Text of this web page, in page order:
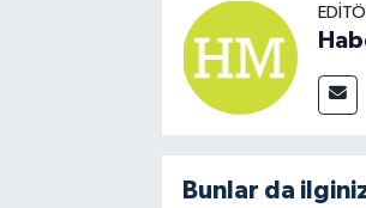
Bunlar da